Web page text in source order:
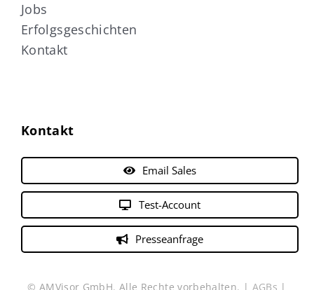
Jobs
Erfolgsgeschichten
Kontakt
Kontakt
Email Sales
Test-Account
Presseanfrage
© AMVisor GmbH. Alle Rechte vorbehalten. | AGBs |